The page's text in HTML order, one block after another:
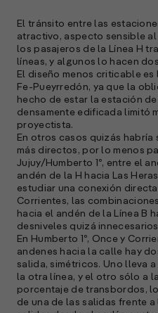
El tránsito entre las
atractivo, aspecto sensible
los pasajeros de la Línea H
líneas, y algunos lo hacen
El diseño menos criticable
Fe-Pueyrredón, ya que la
hecho de estar la estación
densamente edificada limitó
proyectista.
En otros casos quizás
más directos, por lo menos
Jujuy/Humberto 1º, entre el
andén de la H hacia Las
estudiar una conexión
Corrientes, las
hacia el andén de la Línea B
desniveles quizá
En Humberto 1º, Once y
andenes hacia la calle hay
salida, simétricos. Uno lleva
la otra línea, y el otro sólo a
porcentaje de transbordos,
de una de las salidas frente